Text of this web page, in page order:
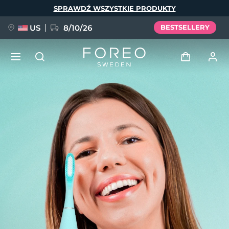
SPRAWDŹ WSZYSTKIE PRODUKTY
US 8/10/26 BESTSELLERY
Profil użytkownika
Moje urządzenia
Moje zamówienia
Moje adresy
Moje subskrypcje
FAQ™ Pure Beauty-Tech Elixir
BREAKING NEWS
issa™ Teeth Whitening Set
Deutsch
Español
Français
Italiano
Português
Svenska
Русский
简体中文 繁體中文